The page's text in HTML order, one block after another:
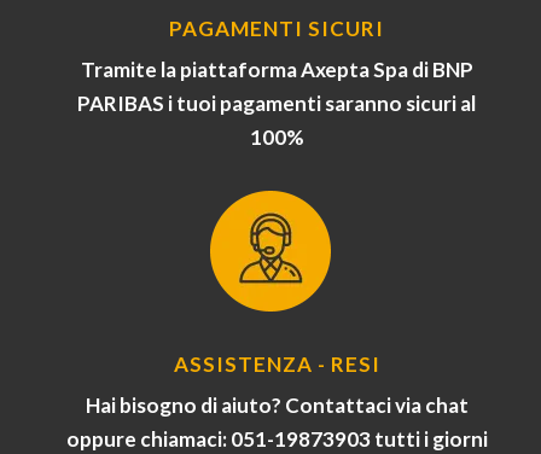
PAGAMENTI SICURI
Tramite la piattaforma Axepta Spa di BNP
PARIBAS i tuoi pagamenti saranno sicuri al
100%
ASSISTENZA - RESI
Hai bisogno di aiuto? Contattaci via chat
oppure chiamaci: 051-19873903 tutti i giorni